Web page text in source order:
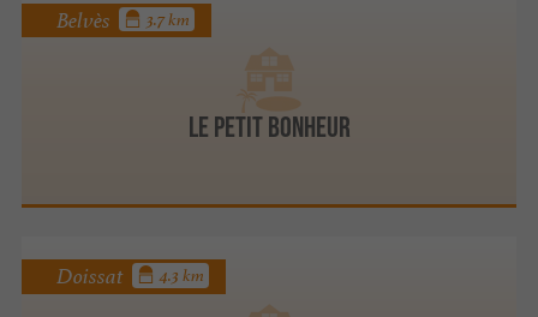
Le Petit Bonheur
Belvès 3.7 km
Doissat 4.3 km